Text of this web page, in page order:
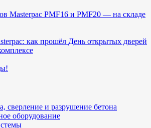
Masterpac PMF16 и PMF20 — на складе
как прошёл День открытых дверей
сверление и разрушение бетона
оборудование